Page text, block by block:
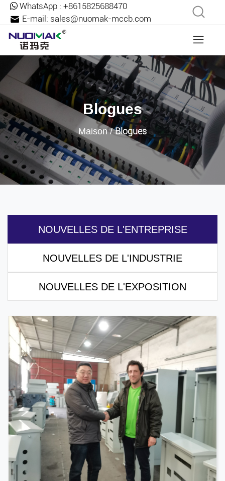
WhatsApp : +8615825688470
E-mail: sales@nuomak-mccb.com
Blogues
Maison/Blogues
NOUVELLES DE L'ENTREPRISE
NOUVELLES DE L'INDUSTRIE
NOUVELLES DE L'EXPOSITION